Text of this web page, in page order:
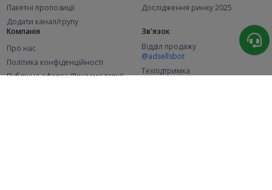
Пакетні пропозиції
Додати канал/групу
Дослідження ринку 2025
Компанія
Про нас
Політика конфіденційності
Публічна оферта (Рекламодавці)
Зв'язок
Відділ продажу
@adsellsbot
Техпідтримка